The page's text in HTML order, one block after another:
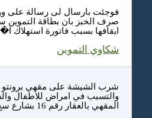
فوجئت بارسال لى رسالة على
صرف الخبز بان بطاقة التموين
ايقافها بسبب فاتورة استهلاك
شكاوي التموين
والتسبب في امراض للاطفال
المقهي بالعقار رقم 16 بشارع سع..